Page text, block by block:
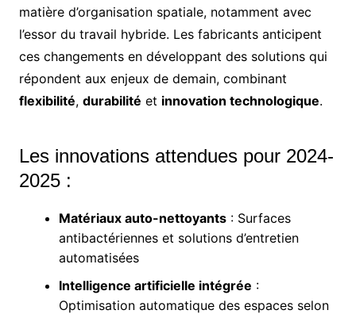
matière d’organisation spatiale, notamment avec
l’essor du travail hybride. Les fabricants anticipent
ces changements en développant des solutions qui
répondent aux enjeux de demain, combinant
flexibilité, durabilité et innovation technologique.
Les innovations attendues pour 2024-
2025 :
Matériaux auto-nettoyants: Surfaces
antibactériennes et solutions d’entretien
automatisées
Intelligence artificielle intégrée :
Optimisation automatique des espaces selon